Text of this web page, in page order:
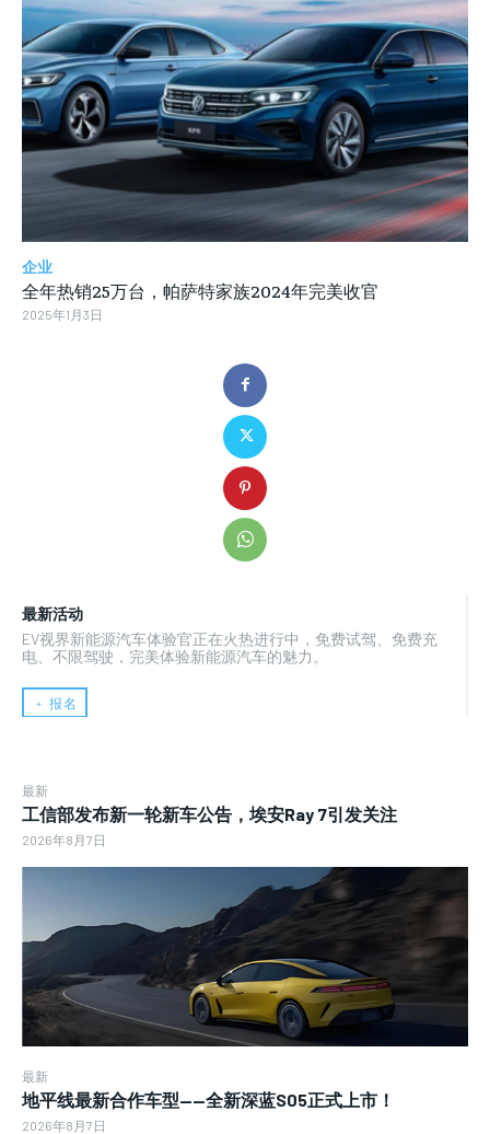
最新活动
EV视界新能源汽车体验官正在火热进行中，免费试驾、免费充
电、不限驾驶，完美体验新能源汽车的魅力。
﹢ 报名
最新
工信部发布新一轮新车公告，埃安Ray 7引发关注
2026年8月7日
最新
地平线最新合作车型——全新深蓝S05正式上市！
2026年8月7日
企业
全年热销25万台，帕萨特家族2024年完美收官
2025年1月3日